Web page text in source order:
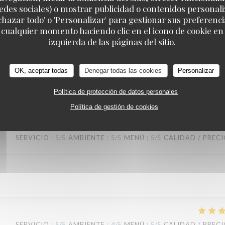
sociales) o mostrar publicidad o contenidos
todo' o 'Personalizar' para gestionar sus
cualquier momento haciendo clic en el icono de cookie
izquierda de las páginas del sitio.
OK, aceptar todas Denegar todas las cookies Personalizar
Política de protección de datos personales
Política de gestión de cookies
SERVICIO : 5/5 AMBIENTE : 5/5 MENÚ : 5/5 CALIDAD /
TAVLINE